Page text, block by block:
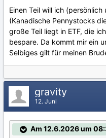
Einen Teil will ich
(Kanadische Pennystocks
große Teil liegt in ETF, die
bespare. Da kommt mir ein
Selbiges gilt für meinen
gravity
12. Juni
Am 12.6.2026 um